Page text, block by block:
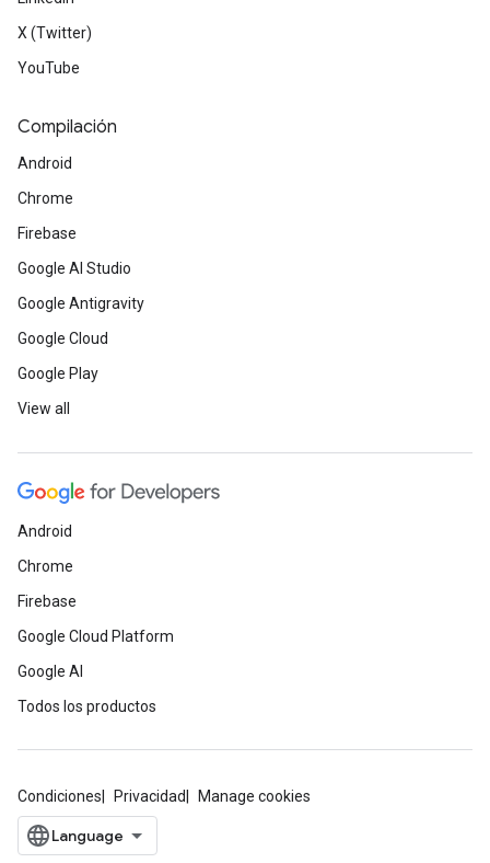
X (Twitter)
YouTube
Compilación
Android
Chrome
Firebase
Google AI Studio
Google Antigravity
Google Cloud
Google Play
View all
Android
Chrome
Firebase
Google Cloud Platform
Google AI
Todos los productos
Condiciones Privacidad Manage cookies